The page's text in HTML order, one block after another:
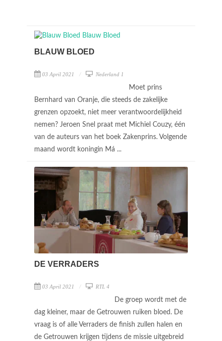
BLAUW BLOED
03 April 2021 Nederland 1
Moet prins
Bernhard van Oranje, die steeds de zakelijke
grenzen opzoekt, niet meer verantwoordelijkheid
nemen? Jeroen Snel praat met Michiel Couzy, één
van de auteurs van het boek Zakenprins. Volgende
maand wordt koningin Má ...
DE VERRADERS
03 April 2021 RTL 4
De groep wordt met de
dag kleiner, maar de Getrouwen ruiken bloed. De
vraag is of alle Verraders de finish zullen halen en
de Getrouwen krijgen tijdens de missie uitgebreid